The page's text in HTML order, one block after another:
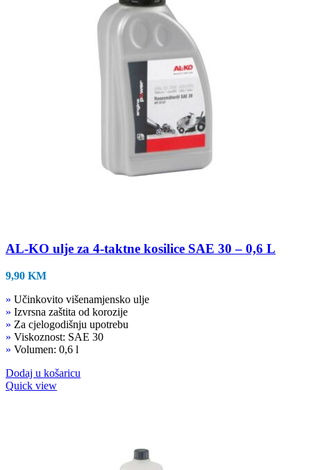
AL-KO ulje za 4-taktne kosilice SAE 30 – 0,6 L
9,90 KM
» Učinkovito višenamjensko ulje
» Izvrsna zaštita od korozije
» Za cjelogodišnju upotrebu
» Viskoznost: SAE 30
» Volumen: 0,6 l
Dodaj u košaricu
Quick view